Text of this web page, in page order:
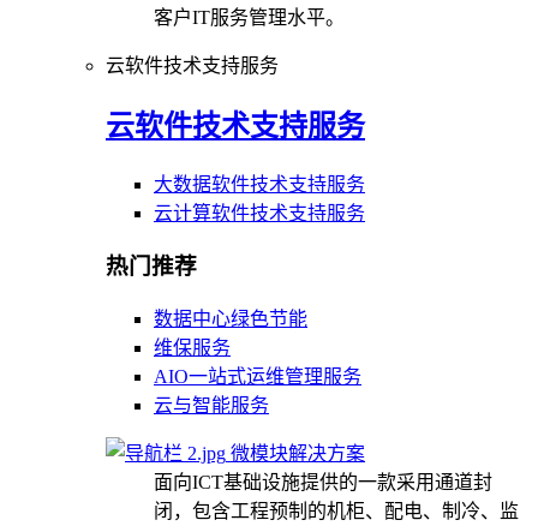
客户IT服务管理水平。
云软件技术支持服务
云软件技术支持服务
大数据软件技术支持服务
云计算软件技术支持服务
热门推荐
数据中心绿色节能
维保服务
AIO一站式运维管理服务
云与智能服务
微模块解决方案
面向ICT基础设施提供的一款采用通道封
闭，包含工程预制的机柜、配电、制冷、监